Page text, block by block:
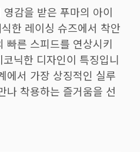
감을 받은 푸마의 아이
한 레이싱 슈즈에서 착안
빠른 스피드를 연상시키
닉한 디자인이 특징입니
에서 가장 상징적인 실루
나 착용하는 즐거움을 선